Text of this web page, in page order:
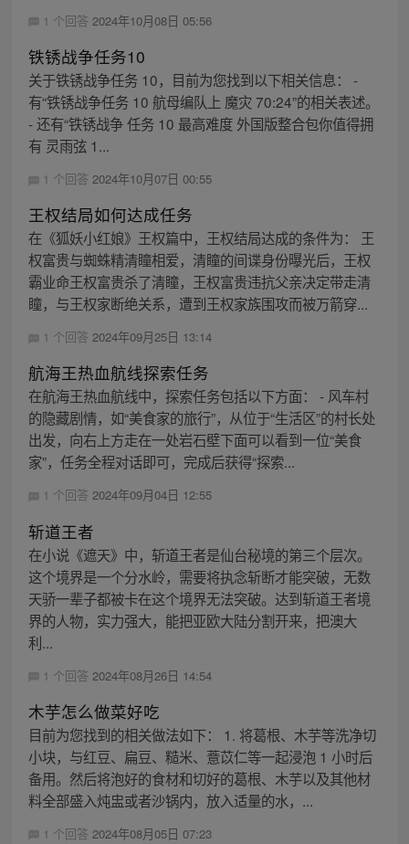
1 个回答 2024年10月08日 05:56
铁锈战争任务10
关于铁锈战争任务 10，目前为您找到以下相关信息： -
有“铁锈战争任务 10 航母编队上 魔灾 70:24”的相关表述。
- 还有“铁锈战争 任务 10 最高难度 外国版整合包你值得拥
有 灵雨弦 1...
1 个回答 2024年10月07日 00:55
王权结局如何达成任务
在《狐妖小红娘》王权篇中，王权结局达成的条件为： 王
权富贵与蜘蛛精清瞳相爱，清瞳的间谍身份曝光后，王权
霸业命王权富贵杀了清瞳，王权富贵违抗父亲决定带走清
瞳，与王权家断绝关系，遭到王权家族围攻而被万箭穿...
1 个回答 2024年09月25日 13:14
航海王热血航线探索任务
在航海王热血航线中，探索任务包括以下方面： - 风车村
的隐藏剧情，如“美食家的旅行”，从位于“生活区”的村长处
出发，向右上方走在一处岩石壁下面可以看到一位“美食
家”，任务全程对话即可，完成后获得“探索...
1 个回答 2024年09月04日 12:55
斩道王者
在小说《遮天》中，斩道王者是仙台秘境的第三个层次。
这个境界是一个分水岭，需要将执念斩断才能突破，无数
天骄一辈子都被卡在这个境界无法突破。达到斩道王者境
界的人物，实力强大，能把亚欧大陆分割开来，把澳大
利...
1 个回答 2024年08月26日 14:54
木芋怎么做菜好吃
目前为您找到的相关做法如下： 1. 将葛根、木芋等洗净切
小块，与红豆、扁豆、糙米、薏苡仁等一起浸泡 1 小时后
备用。然后将泡好的食材和切好的葛根、木芋以及其他材
料全部盛入炖盅或者沙锅内，放入适量的水，...
1 个回答 2024年08月05日 07:23